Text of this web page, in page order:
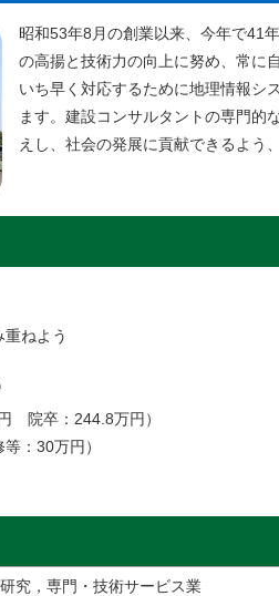
昭和53年8月の創業以来、今年で41
の高揚と技術力の向上に努め、常に
いち早く対応するために地理情報シ
ます。建設コンサルタントの専門的
えし、社会の発展に貢献できるよう
ねよう
院卒：244.8万円）
：30万円）
究，専門・技術サービス業